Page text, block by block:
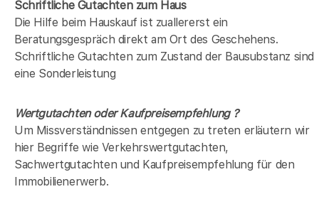
Schriftliche Gutachten zum Haus
Die Hilfe beim Hauskauf ist zuallererst ein
Beratungsgespräch direkt am Ort des Geschehens.
Schriftliche Gutachten zum Zustand der Bausubstanz sind
eine Sonderleistung
Wertgutachten oder Kaufpreisempfehlung ?
Um Missverständnissen entgegen zu treten erläutern wir
hier Begriffe wie Verkehrswertgutachten,
Sachwertgutachten und Kaufpreisempfehlung für den
Immobilienerwerb.